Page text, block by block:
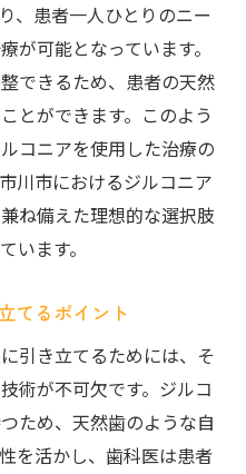
アの利用事例
歯科で選ばれる理由
ニアの評価
すナチュラルな美しさ
視されるジルコニア
の反射に関する考察
と比較したジルコニ
の魅力を引き出す市川
ジルコニアの相性
、患者一人ひとりのニー
が可能となっています。
できるため、患者の天然
とができます。このよう
コニアを使用した治療の
川市におけるジルコニア
ね備えた理想的な選択肢
います。
てるポイント
引き立てるためには、そ
術が不可欠です。ジルコ
ため、天然歯のような自
を活かし、歯科医は患者